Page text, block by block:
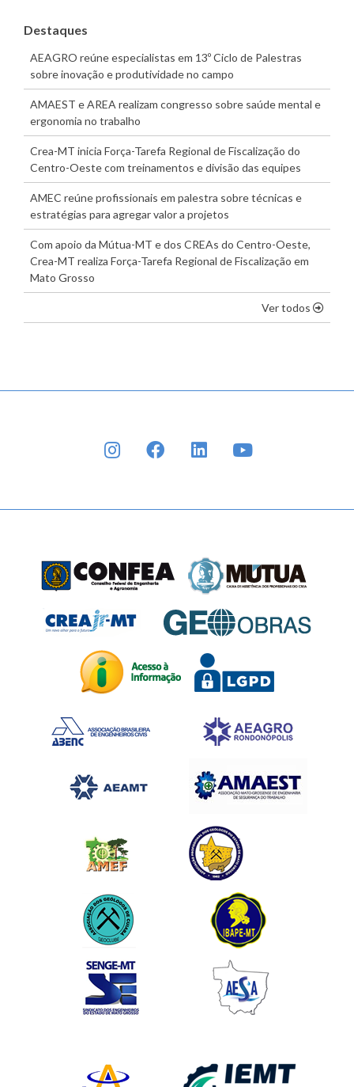
Destaques
AEAGRO reúne especialistas em 13º Ciclo de Palestras
sobre inovação e produtividade no campo
AMAEST e AREA realizam congresso sobre saúde mental e
ergonomia no trabalho
Crea-MT inicia Força-Tarefa Regional de Fiscalização do
Centro-Oeste com treinamentos e divisão das equipes
AMEC reúne profissionais em palestra sobre técnicas e
estratégias para agregar valor a projetos
Com apoio da Mútua-MT e dos CREAs do Centro-Oeste,
Crea-MT realiza Força-Tarefa Regional de Fiscalização em
Mato Grosso
Ver todos os
INSTAGRAMFACEBOOKLINKEDIN